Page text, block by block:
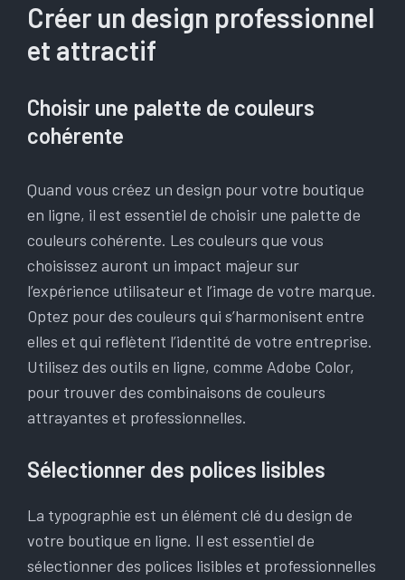
Créer un design professionnel
et attractif
Choisir une palette de couleurs
cohérente
Quand vous créez un design pour votre boutique
en ligne, il est essentiel de choisir une palette de
couleurs cohérente. Les couleurs que vous
choisissez auront un impact majeur sur
l’expérience utilisateur et l’image de votre marque.
Optez pour des couleurs qui s’harmonisent entre
elles et qui reflètent l’identité de votre entreprise.
Utilisez des outils en ligne, comme Adobe Color,
pour trouver des combinaisons de couleurs
attrayantes et professionnelles.
Sélectionner des polices lisibles
La typographie est un élément clé du design de
votre boutique en ligne. Il est essentiel de
sélectionner des polices lisibles et professionnelles